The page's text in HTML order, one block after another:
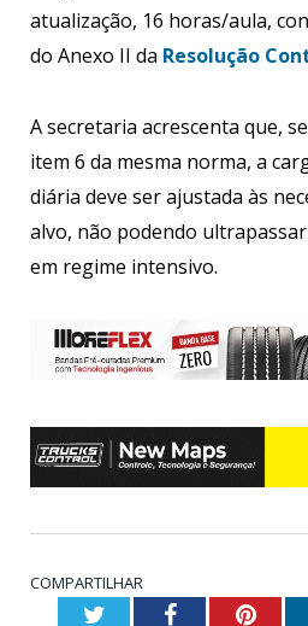
atualização, 16 horas/aula,
do Anexo II da Resolução
A secretaria acrescenta que,
item 6 da mesma norma, a
diária deve ser ajustada às
alvo, não podendo
em regime intensivo.
COMPARTILHAR
TwitterFacebook